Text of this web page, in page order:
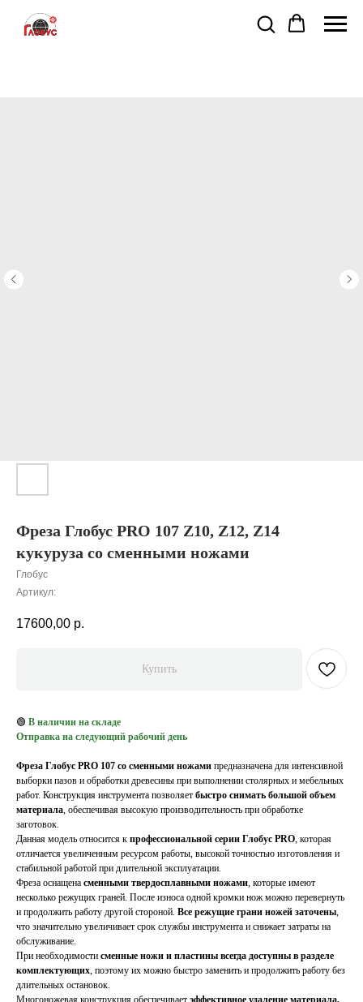
Фреза Глобус PRO 107 Z10, Z12, Z14
кукуруза со сменными ножами
Глобус
Артикул:
17600,00 р.
Купить
🟢 В наличии на складе
Отправка на следующий рабочий день
Фреза Глобус PRO 107 со сменными ножами предназначена для интенсивной
выборки пазов и обработки древесины при выполнении столярных и мебельных
работ. Конструкция инструмента позволяет быстро снимать большой объем
материала , обеспечивая высокую производительность при обработке
заготовок.
Данная модель относится к профессиональной серии Глобус PRO , которая
отличается увеличенным ресурсом работы, высокой точностью изготовления и
стабильной работой при длительной эксплуатации.
Фреза оснащена сменными твердосплавными ножами , которые имеют
несколько режущих граней. После износа одной кромки нож можно перевернуть
и продолжить работу другой стороной. Все режущие грани ножей заточены
что значительно увеличивает срок службы инструмента и снижает затраты на
обслуживание.
При необходимости сменные ножи и пластины всегда доступны в разделе
комплектующих , поэтому их можно быстро заменить и продолжить работу без
длительных остановок.
Многоножевая конструкция обеспечивает эффективное удаление материала,